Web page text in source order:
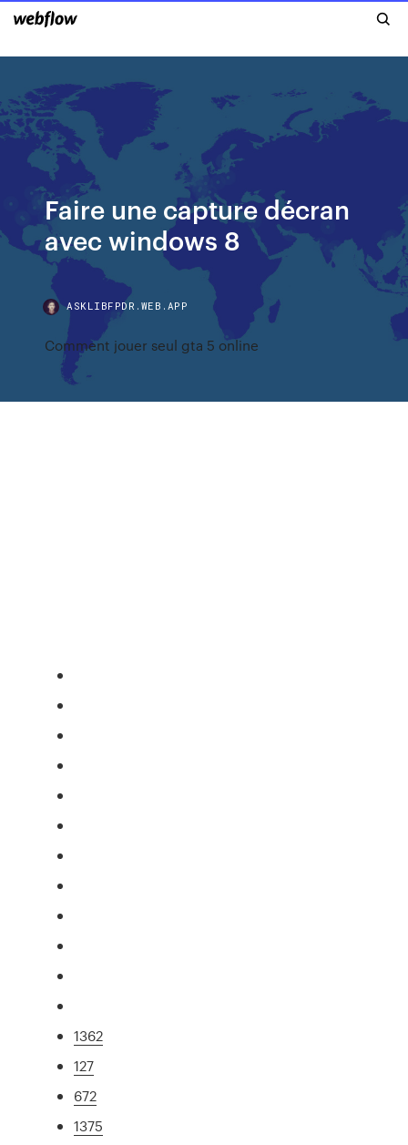
Faire une capture décran
avec windows 8
ASKLIBFPDR.WEB.APP
Comment jouer seul gta 5 online
1362
127
672
1375